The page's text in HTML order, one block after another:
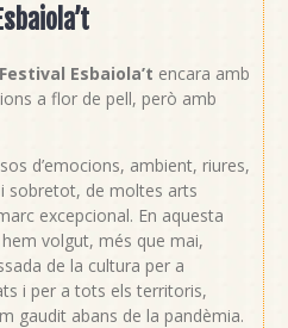
Festival Esbaiola’t encara amb
a flor de pell, però amb
d’emocions, ambient, riures,
sobretot, de moltes arts
excepcional. En aquesta
volgut, més que mai,
de la cultura per a
i per a tots els territoris,
gaudit abans de la pandèmia.